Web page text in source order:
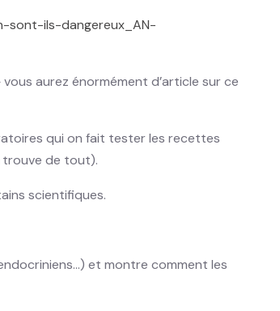
sont-ils-dangereux_AN-
aurez énormément d’article sur ce
qui on fait tester les recettes
trouve de tout).
scientifiques.
et montre comment les